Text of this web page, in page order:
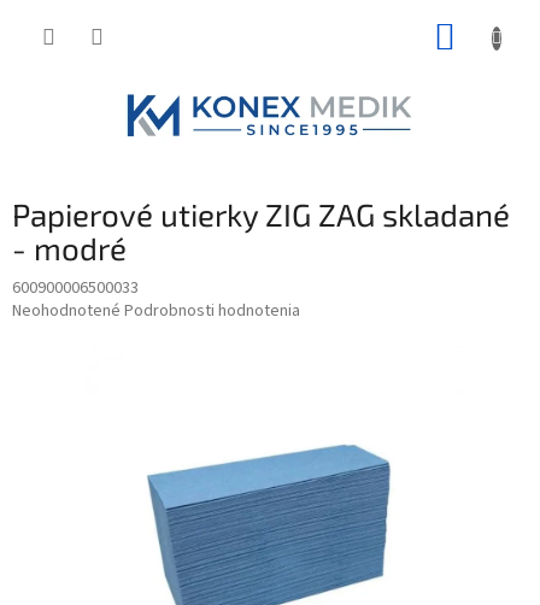
Papierové utierky ZIG ZAG skladané
- modré
600900006500033
Priemerné
Neohodnotené Podrobnosti hodnotenia